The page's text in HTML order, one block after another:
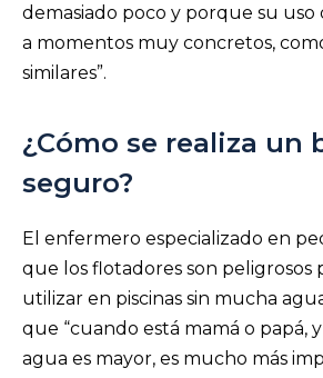
demasiado poco y porque su uso
a momentos muy concretos,
similares”.
¿Cómo se realiza un
seguro?
El enfermero especializado en
que los flotadores son peligrosos
utilizar en piscinas sin mucha
que “cuando está mamá o papá,
agua es mayor, es mucho más